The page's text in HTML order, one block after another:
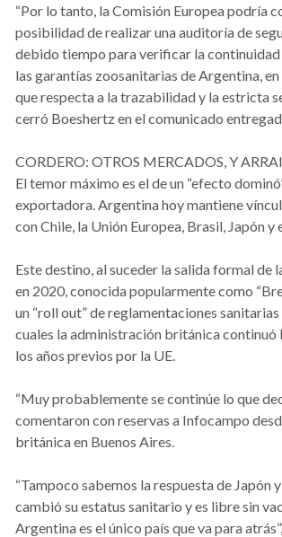
“Por lo tanto, la Comisión Europea podría
posibilidad de realizar una auditoría de
debido tiempo para verificar la continuidad
las garantías zoosanitarias de Argentina,
que respecta a la trazabilidad y la estricta
cerró Boeshertz en el comunicado
CORDERO: OTROS MERCADOS, Y
El temor máximo es el de un “efecto
exportadora. Argentina hoy mantiene
con Chile, la Unión Europea, Brasil, Japón y
Este destino, al suceder la salida formal de
en 2020, conocida popularmente como
un “roll out” de reglamentaciones sanitarias
cuales la administración británica continuó
los años previos por la UE.
“Muy probablemente se continúe lo que
comentaron con reservas a Infocampo
británica en Buenos Aires.
“Tampoco sabemos la respuesta de Japón
cambió su estatus sanitario y es libre sin
Argentina es el único país que va para